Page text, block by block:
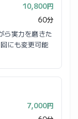
10,800円
60分
ら実力を磨きた
にも変更可能
7,000円